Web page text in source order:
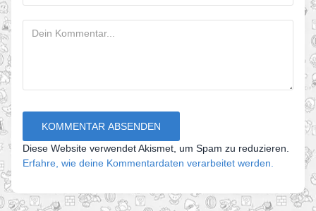
Diese Website verwendet Akismet, um Spam zu reduzieren.
Erfahre, wie deine Kommentardaten verarbeitet werden.